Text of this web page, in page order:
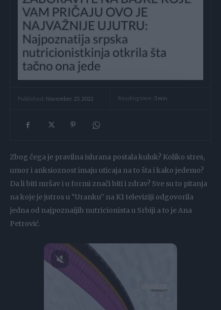
Published: November 25, 2022 Reading time: 3 min.
Zbog čega je pravilna ishrana postala kuluk? Koliko stres,
umor i anksioznost imaju uticaja na to šta i kako jedemo?
Da li biti mršav i u formi znači biti i zdrav? Sve su to pitanja
na koje je jutros u “Uranku” na K1 televiziji odgovorila
jedna od najpoznaijih nutricionista u Srbiji a to je Ana
Petrović.